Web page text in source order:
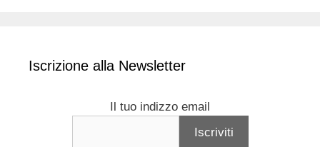
Iscrizione alla Newsletter
Il tuo indizzo email